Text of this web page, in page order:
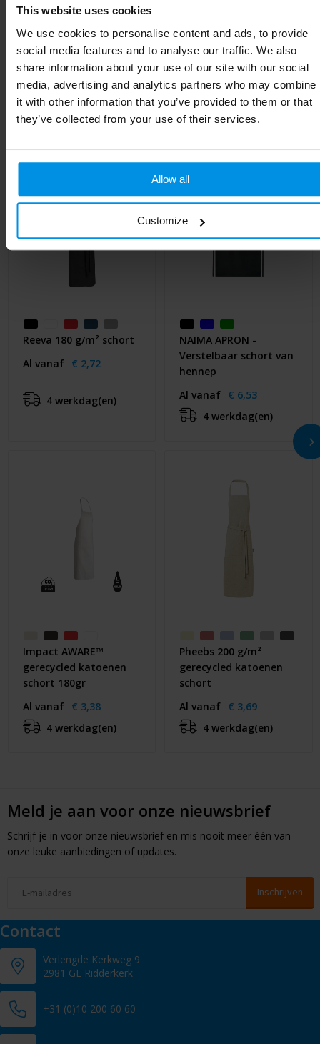
This website uses cookies
We use cookies to personalise content and ads, to provide
social media features and to analyse our traffic. We also
share information about your use of our site with our social
media, advertising and analytics partners who may combine
it with other information that you’ve provided to them or that
they’ve collected from your use of their services.
Allow all
Customize
Lengte 27.5 cm
Gerelateerde producten
Reeva 180 g/m² schort
Al vanaf € 2,72
4 werkdag(en)
NAIMA APRON -
Verstelbaar schort van
hennep
Al vanaf € 6,53
4 werkdag(en)
Impact AWARE™
gerecycled katoenen
schort 180gr
Al vanaf € 3,38
4 werkdag(en)
Pheebs 200 g/m²
gerecycled katoenen
schort
Al vanaf € 3,69
4 werkdag(en)
Meld je aan voor onze nieuwsbrief
Schrijf je in voor onze nieuwsbrief en mis nooit meer één van
onze leuke aanbiedingen of updates.
Contact
Verlengde Kerkweg 9
2981 GE Ridderkerk
+31 (0)10 200 60 60